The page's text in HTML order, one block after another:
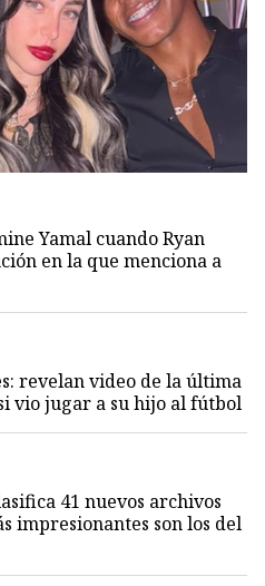
Yamal cuando Ryan
en la que menciona a
revelan video de la última
vio jugar a su hijo al fútbol
41 nuevos archivos
impresionantes son los del